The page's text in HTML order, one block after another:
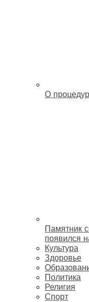
О
Памятник
появился
Культура
Здоровье
Политика
Религия
Спорт